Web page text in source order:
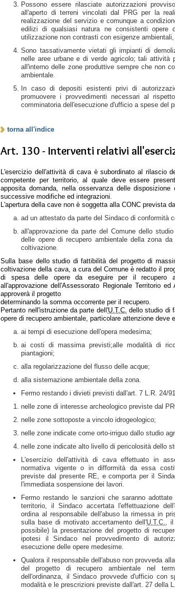
Possono essere rilasciate autorizzazioni
all'aperto di terreni vincolati dal PRG per la
realizzazione del servizio e comunque a
edilizi di qualsiasi natura ne consistenti opere
utilizzazione non contrasti con esigenze
Sono tassativamente vietati gli impianti di
nelle aree urbane e di verde agricolo; tali attività
all'interno delle zone produttive sempre che non
ambientale.
In caso di depositi esistenti privi di
promuovere i provvedimenti necessari al
comminatoria dell'esecuzione d'ufficio a spese del
torna all'indice
Art. 130 - Interventi relativi
L'esercizio dell'attività di cava è subordinato al rilascio
competente per territorio, al quale deve essere
apposita domanda, nella osservanza delle
successive modifiche ed integrazioni.
L'apertura della cave non è soggetta alla CONC prevista
ad un attestato da parte del Sindaco di conformità
all'approvazione da parte del Comune dello
delle opere di recupero ambientale della zona
coltivazione.
Sulla base dello studio di fattibilità del progetto di
coltivazione della cava, a cura del Comune è redatto il
di spesa delle opere da eseguire per il recupero
all'approvazione dell'Assessorato Regionale Territorio
approverà il progetto
determinando la somma occorrente per il recupero.
Pertanto nell'istruzione da parte dell'U.T.C. dello studio di
opere di recupero ambientale, particolare attenzione deve
ai tempi di esecuzione dell'opera medesima;
ai costi di massima previsti;alle modalità di
piantagioni;
alla regolarizzazione del flusso delle acque;
alla sistemazione ambientale della zona.
Fermo restando i divieti previsti dall'art. 7 L.R. 24/
nelle zone di interesse archeologico previste dal
nelle zone sottoposte a vincolo idrogeologico;
nelle zone indicate come orto-irriguo dallo studio
nelle zone indicate alto livello di pericolosità dello
L'esercizio dell'attività di cava effettuato in
normativa vigente o in difformità da essa
previste dal presente RE, e comporta per il
l'immediata sospensione dei lavori.
Fermo restando le sanzioni che saranno
territorio, il Sindaco accertata l'effettuazione
ordina al responsabile dell'abuso la rimessa in
sulla base di motivato accertamento dell'U.T.C., il
possibile) la presentazione del progetto di
ipotesi il Sindaco nel provvedimento di
esecuzione delle opere medesime.
Qualora il responsabile dell'abuso non provveda
del progetto di recupero ambientale nel
dell'ordinanza, il Sindaco provvede d'ufficio con
modalità e le prescrizioni previste dall'art. 27 della